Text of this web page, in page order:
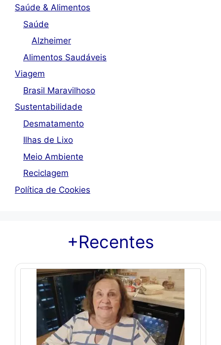
Saúde & Alimentos
Saúde
Alzheimer
Alimentos Saudáveis
Viagem
Brasil Maravilhoso
Sustentabilidade
Desmatamento
Ilhas de Lixo
Meio Ambiente
Reciclagem
Política de Cookies
+Recentes